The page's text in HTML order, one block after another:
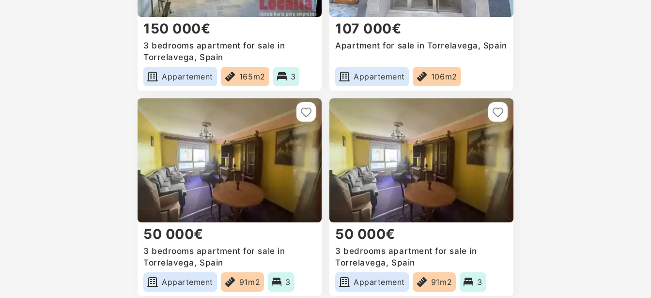
150 000€
3 bedrooms apartment for sale in
Torrelavega, Spain
Appartement
165m2 3
107 000€
Apartment for sale in Torrelavega, Spain
Appartement 106m2
50 000€
3 bedrooms apartment for sale in
Torrelavega, Spain
Appartement
91m2 3
50 000€
3 bedrooms apartment for sale in
Torrelavega, Spain
Appartement
91m2 3